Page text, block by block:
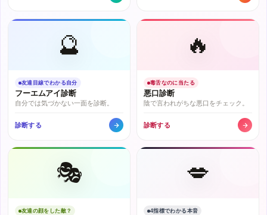
🔮
友達目線でわかる自分
フーエムアイ診断
自分では気づかない一面を診断。
診断する
🔥
毒舌なのに当たる
悪口診断
陰で言われがちな悪口をチェック。
診断する
🎭
友達の顔をした敵？
💋
4指標でわかる本音